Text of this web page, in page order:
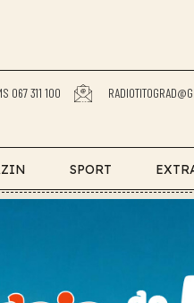
067 311 100
SPORT